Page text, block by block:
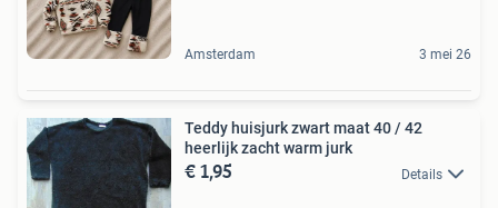
Amsterdam 3 mei 26
Teddy huisjurk zwart maat 40 / 42
heerlijk zacht warm jurk
€ 1,95 Details